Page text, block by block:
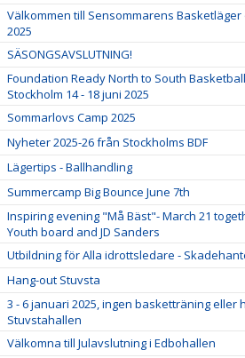
Välkommen till Sensommarens Basketläger
2025
SÄSONGSAVSLUTNING!
Foundation Ready North to South
Stockholm 14 - 18 juni 2025
Sommarlovs Camp 2025
Nyheter 2025-26 från Stockholms BDF
Lägertips - Ballhandling
Summercamp Big Bounce June 7th
Inspiring evening "Må Bäst"- March 21
Youth board and JD Sanders
Utbildning för Alla idrottsledare -
Hang-out Stuvsta
3 - 6 januari 2025, ingen basketträning eller
Stuvstahallen
Välkomna till Julavslutning i Edbohallen